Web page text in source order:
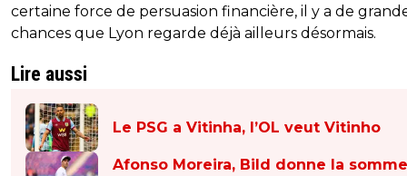
certaine force de persuasion financière, il y a de
chances que Lyon regarde déjà ailleurs désormais.
Lire aussi
Le PSG a Vitinha, l’OL veut Vitinho
Afonso Moreira, Bild donne la somme